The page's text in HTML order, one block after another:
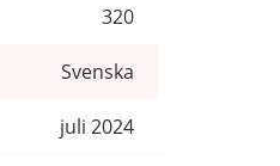
320
Svenska
juli 2024